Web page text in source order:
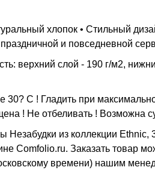
хлопок • Стильный
и повседневной
верхний слой - 190 г/м2,
30? C ! Гладить при
! Не отбеливать ! Возможна
Незабудки из коллекции
Comfolio.ru. Заказать товар
времени) нашим